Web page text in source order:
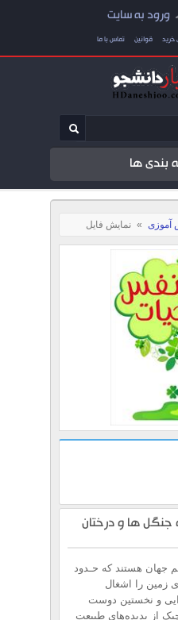
ورود به سایت
خرید قوانین تماس با ما
بندی ها
آموزی » نمایش فایل
جنگل ها و درختان
جهان هستند که حـدود
را اشغال
و نخستین دوست
از پدیده‌های طبیعت